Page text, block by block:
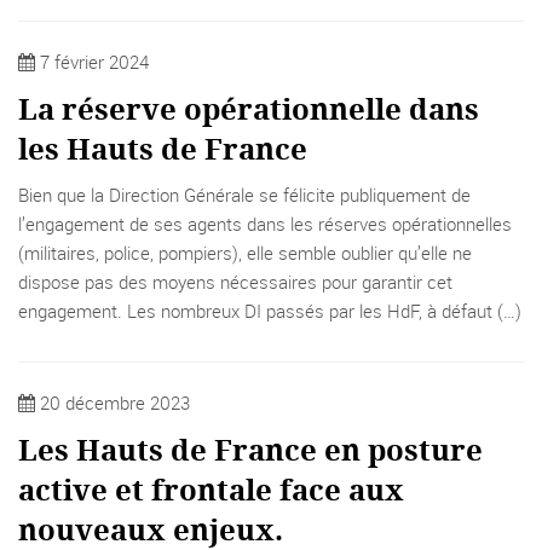
7 février 2024
La réserve opérationnelle dans
les Hauts de France
Bien que la Direction Générale se félicite publiquement de
l’engagement de ses agents dans les réserves opérationnelles
(militaires, police, pompiers), elle semble oublier qu’elle ne
dispose pas des moyens nécessaires pour garantir cet
engagement. Les nombreux DI passés par les HdF, à défaut (…)
20 décembre 2023
Les Hauts de France en posture
active et frontale face aux
nouveaux enjeux.